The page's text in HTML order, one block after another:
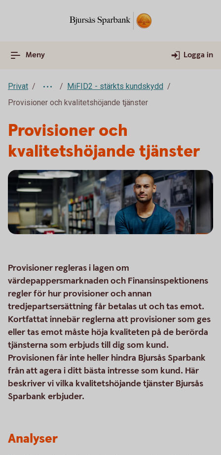
Meny Logga in
Privat
MiFID2 - stärkts kundskydd
Provisioner och kvalitetshöjande tjänster
Provisioner och
kvalitetshöjande tjänster
Provisioner regleras i lagen om
värdepappersmarknaden och Finansinspektionens
regler för hur provisioner och annan
tredjepartsersättning får betalas ut och tas emot.
Kortfattat innebär reglerna att provisioner som ges
eller tas emot måste höja kvaliteten på de berörda
tjänsterna som erbjuds till dig som kund.
Provisionen får inte heller hindra Bjursås Sparbank
från att agera i ditt bästa intresse som kund. Här
beskriver vi vilka kvalitetshöjande tjänster Bjursås
Sparbank erbjuder.
Analyser